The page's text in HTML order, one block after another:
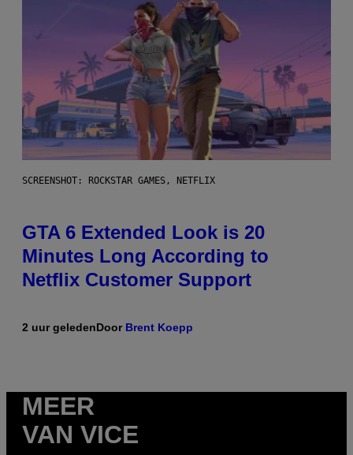
SCREENSHOT: ROCKSTAR GAMES, NETFLIX
GTA 6 Extended Look is 20
Minutes Long According to
Netflix Customer Support
2 uur geledenDoor Brent Koepp
MEER
VAN VICE